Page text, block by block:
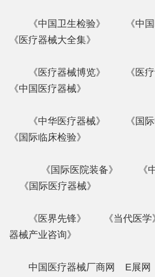
《中国卫生检验》 《中国
《医疗器械大全集》
《医疗器械博览》 《医疗
《中国医疗器械》
《中华医疗器械》 《国际
《国际临床检验》
《国际医院装备》 《中国
《国际医疗器械》
《医界先锋》 《当代医
器械产业咨询》
中国医疗器械厂商网 E